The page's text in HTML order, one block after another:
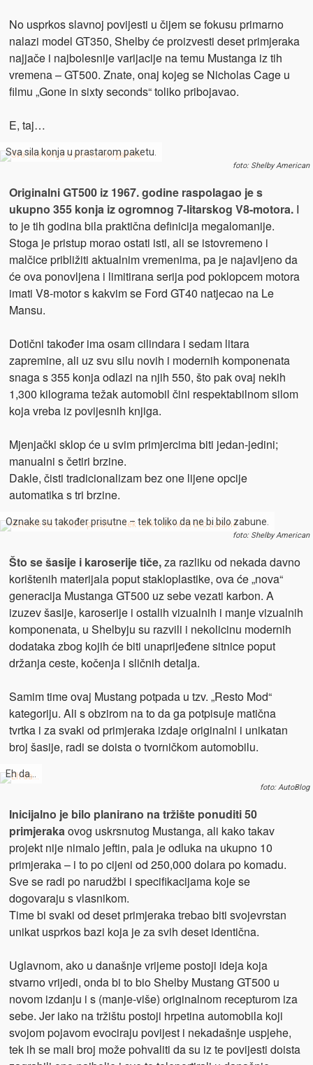
No usprkos slavnoj povijesti u čijem se fokusu primarno
nalazi model GT350, Shelby će proizvesti deset primjeraka
najjače i najbolesnije varijacije na temu Mustanga iz tih
vremena – GT500. Znate, onaj kojeg se Nicholas Cage u
filmu „Gone in sixty seconds“ toliko pribojavao.
E, taj…
Sva sila konja u prastarom paketu.
foto: Shelby American
Originalni GT500 iz 1967. godine raspolagao je s
ukupno 355 konja iz ogromnog 7-litarskog V8-motora.I
to je tih godina bila praktična definicija megalomanije.
Stoga je pristup morao ostati isti, ali se istovremeno i
malčice približiti aktualnim vremenima, pa je najavljeno da
će ova ponovljena i limitirana serija pod poklopcem motora
imati V8-motor s kakvim se Ford GT40 natjecao na Le
Mansu.
Dotični također ima osam cilindara i sedam litara
zapremine, ali uz svu silu novih i modernih komponenata
snaga s 355 konja odlazi na njih 550, što pak ovaj nekih
1,300 kilograma težak automobil čini respektabilnom silom
koja vreba iz povijesnih knjiga.
Mjenjački sklop će u svim primjercima biti jedan-jedini;
manualni s četiri brzine.
Dakle, čisti tradicionalizam bez one lijene opcije
automatika s tri brzine.
Oznake su također prisutne – tek toliko da ne bi bilo zabune.
foto: Shelby American
Što se šasije i karoserije tiče,za razliku od nekada davno
korištenih materijala poput stakloplastike, ova će „nova“
generacija Mustanga GT500 uz sebe vezati karbon. A
izuzev šasije, karoserije i ostalih vizualnih i manje vizualnih
komponenata, u Shelbyju su razvili i nekolicinu modernih
dodataka zbog kojih će biti unaprijeđene sitnice poput
držanja ceste, kočenja i sličnih detalja.
Samim time ovaj Mustang potpada u tzv. „Resto Mod“
kategoriju. Ali s obzirom na to da ga potpisuje matična
tvrtka i za svaki od primjeraka izdaje originalni i unikatan
broj šasije, radi se doista o tvorničkom automobilu.
Eh da…
foto: AutoBlog
Inicijalno je bilo planirano na tržište ponuditi 50
primjerakaovog uskrsnutog Mustanga, ali kako takav
projekt nije nimalo jeftin, pala je odluka na ukupno 10
primjeraka – i to po cijeni od 250,000 dolara po komadu.
Sve se radi po narudžbi i specifikacijama koje se
dogovaraju s vlasnikom.
Time bi svaki od deset primjeraka trebao biti svojevrstan
unikat usprkos bazi koja je za svih deset identična.
Uglavnom, ako u današnje vrijeme postoji ideja koja
stvarno vrijedi, onda bi to bio Shelby Mustang GT500 u
novom izdanju i s (manje-više) originalnom recepturom iza
sebe. Jer iako na tržištu postoji hrpetina automobila koji
svojom pojavom evociraju povijest i nekadašnje uspjehe,
tek ih se mali broj može pohvaliti da su iz te povijesti doista